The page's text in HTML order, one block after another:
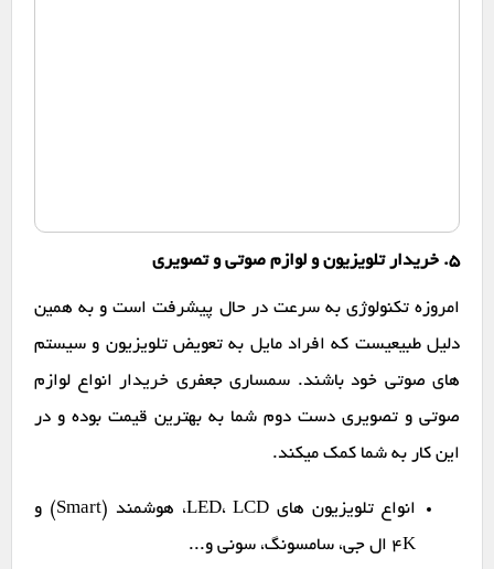
۵. خریدار تلویزیون و لوازم صوتی و تصویری
امروزه تکنولوژی به سرعت در حال پیشرفت است و به همین
دلیل طبیعیست که افراد مایل به تعویض تلویزیون و سیستم
های صوتی خود باشند. سمساری جعفری خریدار انواع لوازم
صوتی و تصویری دست دوم شما به بهترین قیمت بوده و در
این کار به شما کمک میکند.
انواع تلویزیون های LED، LCD، هوشمند (Smart) و
4K ال جی، سامسونگ، سونی و...